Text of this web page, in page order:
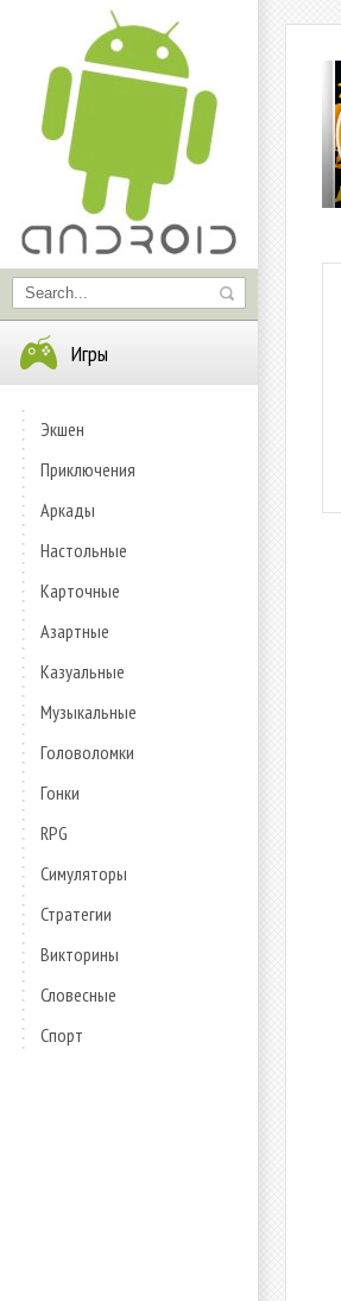
Игры
Экшен
Приключения
Аркады
Настольные
Карточные
Азартные
Казуальные
Музыкальные
Головоломки
Гонки
RPG
Симуляторы
Стратегии
Викторины
Словесные
Спорт